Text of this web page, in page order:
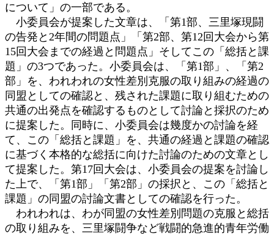
について」の一部である。
小委員会が提案した文章は、「第1部、三里塚現闘
の告発と2年間の問題点」「第2部、第12回大会から第
15回大会までの経過と問題点」そしてこの「総括と課
題」の3つであった。小委員会は、「第1部」、「第2
部」を、われわれの女性差別克服の取り組みの経過の
同盟としての確認と、残された課題に取り組むための
共通の出発点を確認するものとして討論と採択のため
に提案した。同時に、小委員会は幾度かの討論を経
て、この「総括と課題」を、共通の経過と課題の確認
に基づく本格的な総括に向けた討論のための文章とし
て提案した。第17回大会は、小委員会の提案を討論し
た上で、「第1部」「第2部」の採択と、この「総括と
課題」の同盟の討論文書としての確認を行った。
われわれは、わが同盟の女性差別問題の克服と総括
の取り組みを、三里塚闘争など戦闘的急進的青年労働